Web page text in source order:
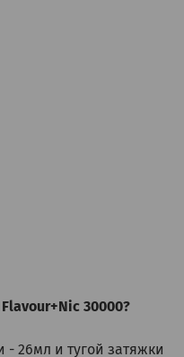
30000?
- 26мл и тугой затяжки